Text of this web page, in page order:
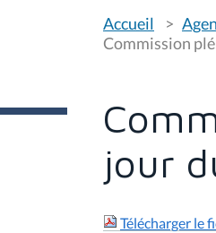
o
u
s
s
i
:
Accueil
Commission
jour
Télécharger le